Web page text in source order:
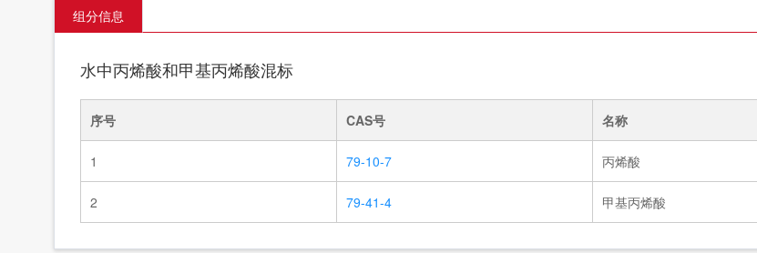
组分信息
水中丙烯酸和甲基丙烯酸混标
序号 CAS号 名称
1 79-10-7 丙烯酸
2 79-41-4 甲基丙烯酸